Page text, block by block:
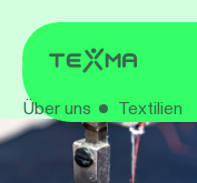
Über uns Textilien